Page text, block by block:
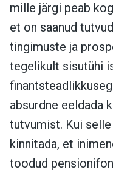
mille järgi peab
et on saanud
tingimuste ja
tegelikult sisutühi
absurdne eeldada
tutvumist. Kui
kinnitada, et
toodud